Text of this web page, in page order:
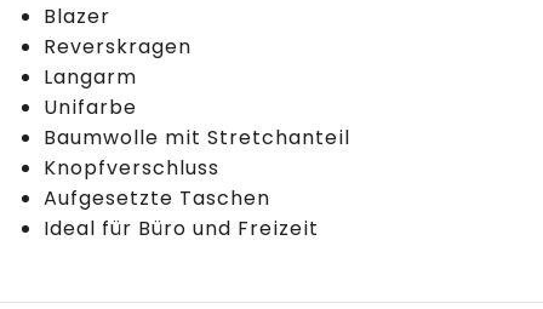
Blazer
Reverskragen
Langarm
Unifarbe
Baumwolle mit Stretchanteil
Knopfverschluss
Aufgesetzte Taschen
Ideal für Büro und Freizeit